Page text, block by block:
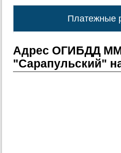
Платежные
Адрес ОГИБДД
"Сарапульский"